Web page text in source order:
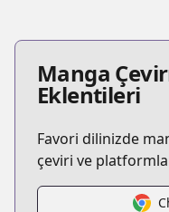
Manga
Eklentileri
Favori dilinizde
çeviri ve